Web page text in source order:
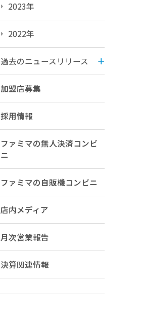
2023年
2022年
過去のニュースリリース
加盟店募集
採用情報
ファミマの無人決済コンビ
ニ
ファミマの自販機コンビニ
店内メディア
月次営業報告
決算関連情報